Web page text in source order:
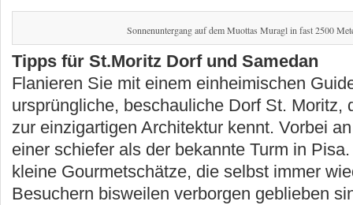
Sonnenuntergang auf dem Muottas Muragl in fast 2500
Tipps für St.Moritz Dorf und Samedan
Flanieren Sie mit einem einheimischen
ursprüngliche, beschauliche Dorf St. Moritz,
zur einzigartigen Architektur kennt. Vorbei
einer schiefer als der bekannte Turm in
kleine Gourmetschätze, die selbst immer
Besuchern bisweilen verborgen geblieben